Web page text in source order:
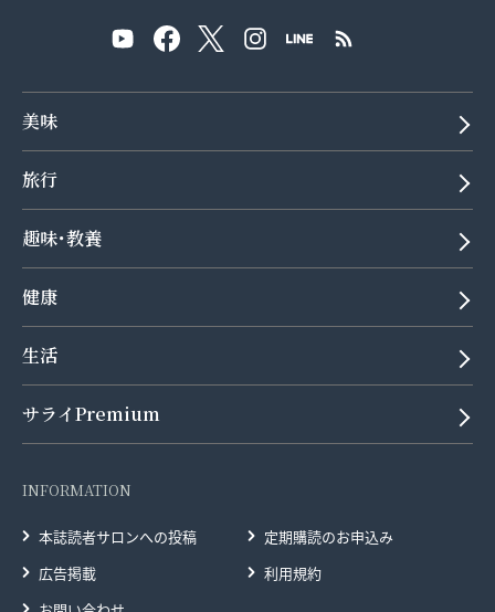
美味
旅行
趣味･教養
健康
生活
サライPremium
INFORMATION
本誌読者サロンへの投稿
定期購読のお申込み
広告掲載
利用規約